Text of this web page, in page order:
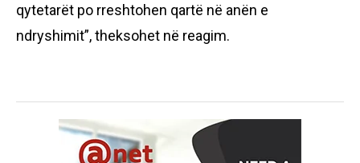
qytetarët po rreshtohen qartë në anën e
ndryshimit”, theksohet në reagim.